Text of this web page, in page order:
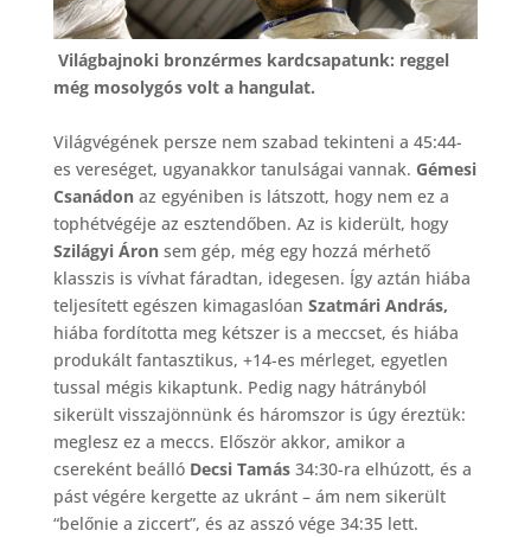
Világbajnoki bronzérmes kardcsapatunk: reggel
még mosolygós volt a hangulat.
Világvégének persze nem szabad tekinteni a 45:44-
es vereséget, ugyanakkor tanulságai vannak. Gémesi
Csanádonaz egyéniben is látszott, hogy nem ez a
tophétvégéje az esztendőben. Az is kiderült, hogy
Szilágyi Áronsem gép, még egy hozzá mérhető
klasszis is vívhat fáradtan, idegesen. Így aztán hiába
teljesített egészen kimagaslóan Szatmári András,
hiába fordította meg kétszer is a meccset, és hiába
produkált fantasztikus, +14-es mérleget, egyetlen
tussal mégis kikaptunk. Pedig nagy hátrányból
sikerült visszajönnünk és háromszor is úgy éreztük:
meglesz ez a meccs. Először akkor, amikor a
csereként beálló Decsi Tamás 34:30-ra elhúzott, és a
pást végére kergette az ukránt – ám nem sikerült
“belőnie a ziccert”, és az asszó vége 34:35 lett.